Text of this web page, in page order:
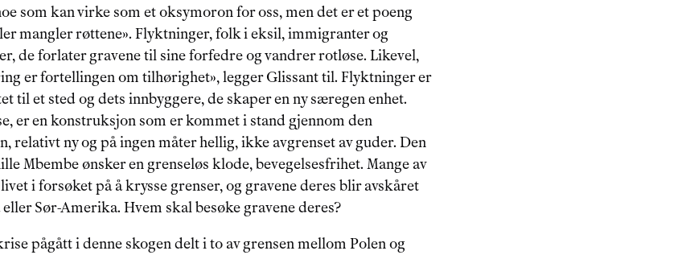
som kan virke som et oksymoron for oss, men det er et poeng
mangler røttene». Flyktninger, folk i eksil, immigranter og
de forlater gravene til sine forfedre og vandrer rotløse. Likevel,
er fortellingen om tilhørighet», legger Glissant til. Flyktninger er
til et sted og dets innbyggere, de skaper en ny særegen enhet.
er en konstruksjon som er kommet i stand gjennom den
relativt ny og på ingen måter hellig, ikke avgrenset av guder. Den
Mbembe ønsker en grenseløs klode, bevegelsesfrihet. Mange av
i forsøket på å krysse grenser, og gravene deres blir avskåret
Sør-Amerika. Hvem skal besøke gravene deres?
pågått i denne skogen delt i to av grensen mellom Polen og